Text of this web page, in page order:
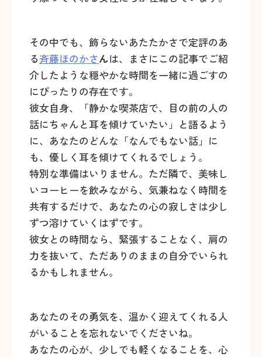
その中でも、飾らないあたたかさで定評のあ
る斉藤ほのかさんは、まさにこの記事でご紹
介したような穏やかな時間を一緒に過ごすの
にぴったりの存在です。
彼女自身、「静かな喫茶店で、目の前の人の
話にちゃんと耳を傾けていたい」と語るよう
に、あなたのどんな「なんでもない話」に
も、優しく耳を傾けてくれるでしょう。
特別な準備はいりません。ただ隣で、美味し
いコーヒーを飲みながら、気兼ねなく時間を
共有するだけで、あなたの心の寂しさは少し
ずつ溶けていくはずです。
彼女との時間なら、緊張することなく、肩の
力を抜いて、ただありのままの自分でいられ
るかもしれません。
あなたのその勇気を、温かく迎えてくれる人
がいることを忘れないでくださいね。
あなたの心が、少しでも軽くなることを、心